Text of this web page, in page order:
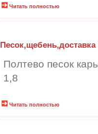
Читать полностью
Песок,щебень,доставка
Полтево песок
1,8
Читать полностью